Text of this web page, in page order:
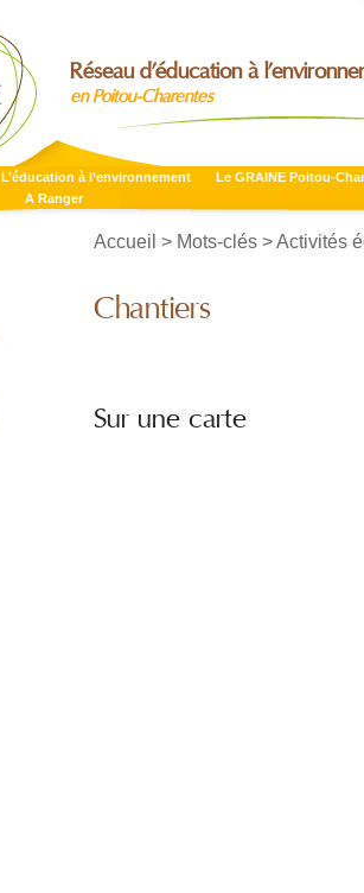
Réseau d’éducation à
en Poitou-Charentes
L’éducation à l’environnement
Le GRAINE Poitou-
A Ranger
Accueil > Mots-clés > Activités
Chantiers
Sur une carte